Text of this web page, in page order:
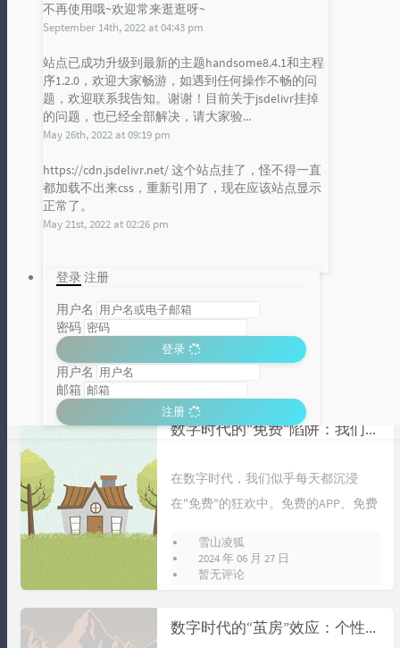
发布统计图
Loading...
不再使用哦~欢迎常来逛逛呀~
September 14th, 2022 at 04:43 pm
站点已成功升级到最新的主题handsome8.4.1和主程
序1.2.0，欢迎大家畅游，如遇到任何操作不畅的问
题，欢迎联系我告知。谢谢！目前关于jsdelivr挂掉
的问题，也已经全部解决，请大家验...
May 26th, 2022 at 09:19 pm
https://cdn.jsdelivr.net/ 这个站点挂了，怪不得一直
都加载不出来css，重新引用了，现在应该站点显示
正常了。
May 21st, 2022 at 02:26 pm
登录注册
用户名
密码
登录
用户名
邮箱
注册
在当下这个日新月异的时代，人工智
能（AI）如同一位无所不能的魔法
2024 年 06 月 27 日
暂无评论
每天都在与各种智能设备、网络应用
效。然而...
雪山凌狐
2024 年 06 月 27 日
数字时代的"免费"陷阱：我们真的在占便宜吗？
在数字时代，我们似乎每天都沉浸
在"免费"的狂欢中。免费的APP、免费
书……...
雪山凌狐
2024 年 06 月 27 日
暂无评论
数字时代的“茧房”效应：个性化推荐算法背后的思考